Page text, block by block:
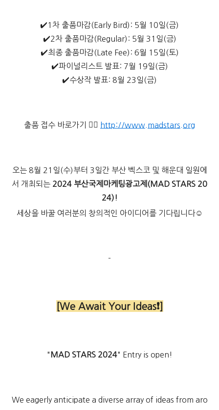
✔️1차 출품마감(Early Bird): 5월 10일(금)
✔️2차 출품마감(Regular): 5월 31일(금)
✔️최종 출품마감(Late Fee): 6월 15일(토)
✔️파이널리스트 발표: 7월 19일(금)
✔️수상작 발표: 8월 23일(금)
출품 접수 바로가기 👉🏻 http://www.madstars.org
오는 8월 21일(수)부터 3일간 부산 벡스코 및 해운대 일원에
서 개최되는 2024 부산국제마케팅광고제(MAD STARS 20
24)!
세상을 바꿀 여러분의 창의적인 아이디어를 기다립니다☺️
-
[We Await Your Ideas❗]
" MAD STARS 2024" Entry is open!
We eagerly anticipate a diverse array of ideas from aro